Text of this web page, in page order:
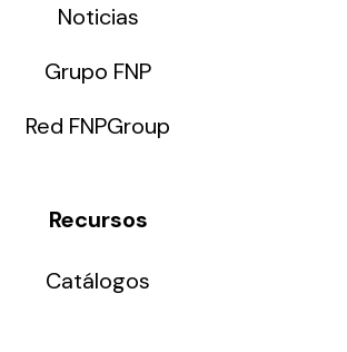
Noticias
Grupo FNP
Red FNPGroup
Recursos
Catálogos